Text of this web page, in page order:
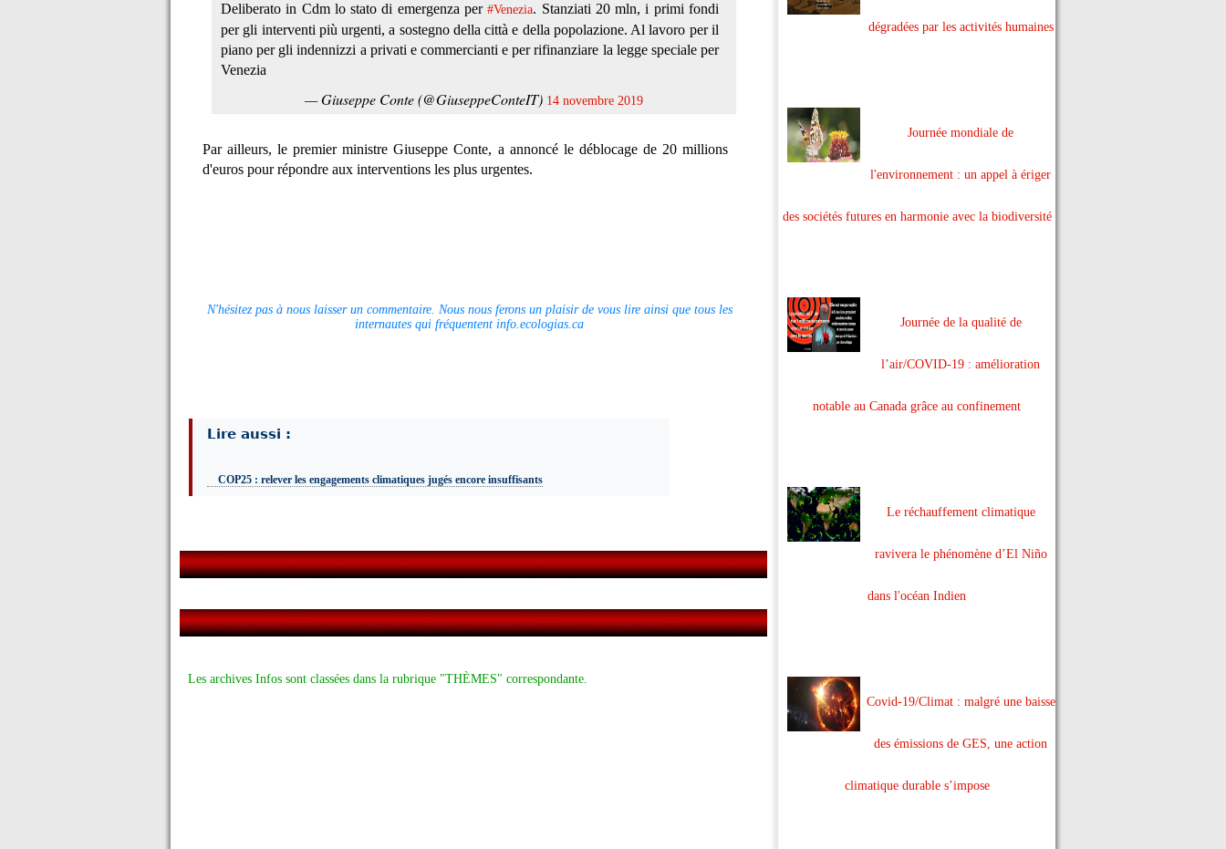
Deliberato in Cdm lo stato di emergenza per#Venezia. Stanziati 20 mln, i primi fondi
per gli interventi più urgenti, a sostegno della città e della popolazione. Al lavoro per il
piano per gli indennizzi a privati e commercianti e per rifinanziare la legge speciale per
Venezia
— Giuseppe Conte (@GiuseppeConteIT) 14 novembre 2019
Par ailleurs, le premier ministre Giuseppe Conte, a annoncé le déblocage de 20 millions
d'euros pour répondre aux interventions les plus urgentes.
N'hésitez pas à nous laisser un commentaire. Nous nous ferons un plaisir de vous lire ainsi que tous les
internautes qui fréquentent info.ecologias.ca
Lire aussi :
COP25 : relever les engagements climatiques jugés encore insuffisants
Les archives Infos sont classées dans la rubrique "THÈMES" correspondante.
dégradées par les activités humaines
Journée mondiale de
l'environnement : un appel à ériger
des sociétés futures en harmonie avec la biodiversité
Journée de la qualité de
l’air/COVID-19 : amélioration
notable au Canada grâce au confinement
Le réchauffement climatique
ravivera le phénomène d’El Niño
dans l'océan Indien
Covid-19/Climat : malgré une baisse
des émissions de GES, une action
climatique durable s’impose